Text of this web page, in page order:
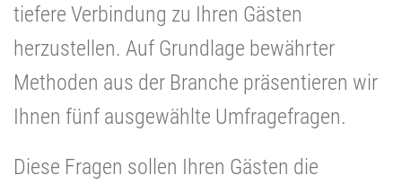
tiefere Verbindung zu Ihren Gästen
herzustellen. Auf Grundlage bewährter
Methoden aus der Branche präsentieren wir
Ihnen fünf ausgewählte Umfragefragen.
Diese Fragen sollen Ihren Gästen die